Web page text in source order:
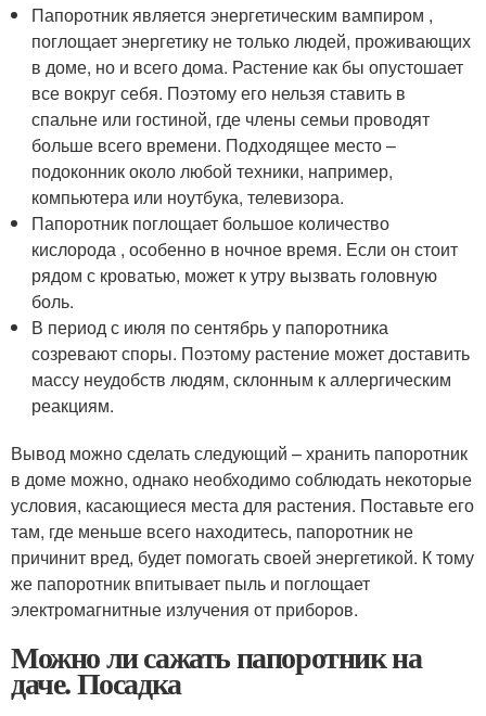
Папоротник является энергетическим вампиром ,
поглощает энергетику не только людей, проживающих
в доме, но и всего дома. Растение как бы опустошает
все вокруг себя. Поэтому его нельзя ставить в
спальне или гостиной, где члены семьи проводят
больше всего времени. Подходящее место –
подоконник около любой техники, например,
компьютера или ноутбука, телевизора.
Папоротник поглощает большое количество
кислорода , особенно в ночное время. Если он стоит
рядом с кроватью, может к утру вызвать головную
боль.
В период с июля по сентябрь у папоротника
созревают споры. Поэтому растение может доставить
массу неудобств людям, склонным к аллергическим
реакциям.
Вывод можно сделать следующий – хранить папоротник
в доме можно, однако необходимо соблюдать некоторые
условия, касающиеся места для растения. Поставьте его
там, где меньше всего находитесь, папоротник не
причинит вред, будет помогать своей энергетикой. К тому
же папоротник впитывает пыль и поглощает
электромагнитные излучения от приборов.
Можно ли сажать папоротник на
даче. Посадка